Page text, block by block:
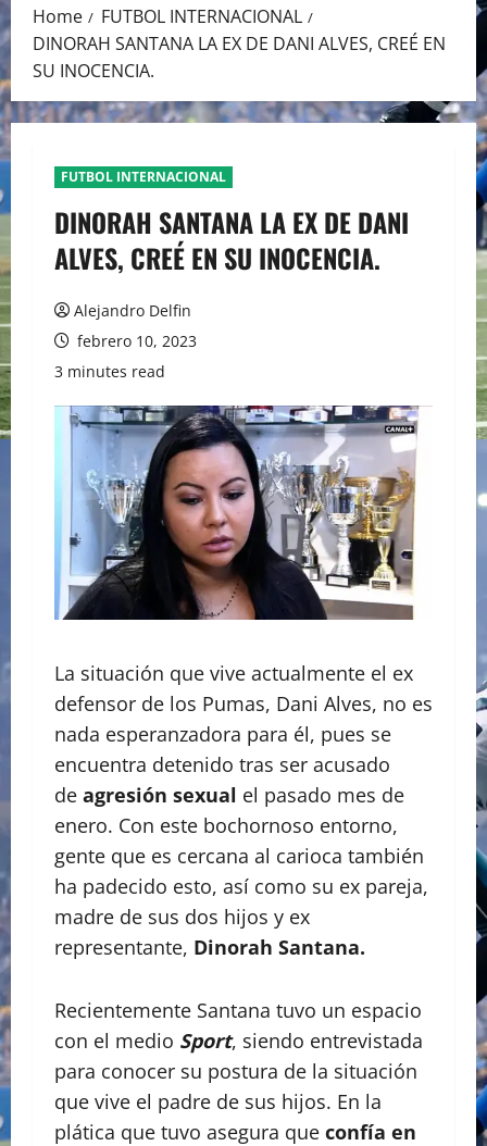
Home
FUTBOL INTERNACIONAL
DINORAH SANTANA LA EX DE DANI ALVES, CREÉ EN
SU INOCENCIA.
FUTBOL INTERNACIONAL
DINORAH SANTANA LA EX DE DANI
ALVES, CREÉ EN SU INOCENCIA.
Alejandro Delfin
febrero 10, 2023
3 minutes read
La situación que vive actualmente el ex
defensor de los Pumas, Dani Alves, no es
nada esperanzadora para él, pues se
encuentra detenido tras ser acusado
de agresión sexual el pasado mes de
enero. Con este bochornoso entorno,
gente que es cercana al carioca también
ha padecido esto, así como su ex pareja,
madre de sus dos hijos y ex
representante, Dinorah Santana.
Recientemente Santana tuvo un espacio
con el medio Sport, siendo entrevistada
para conocer su postura de la situación
que vive el padre de sus hijos. En la
plática que tuvo asegura que confía en